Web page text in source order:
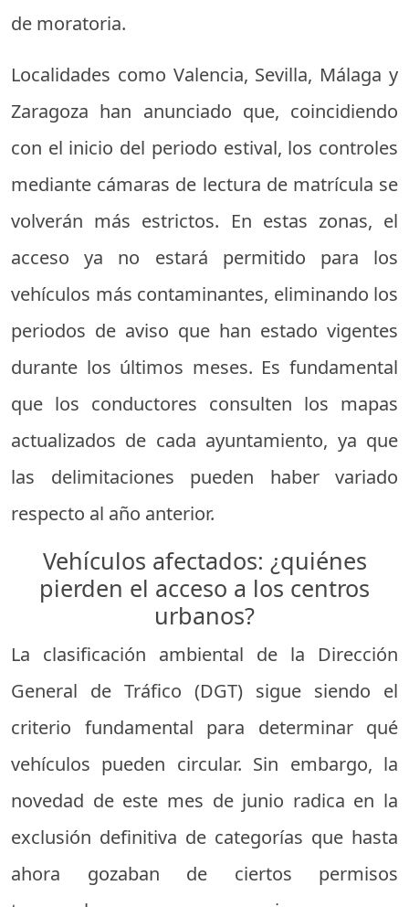
de moratoria.
Localidades como Valencia, Sevilla, Málaga y
Zaragoza han anunciado que, coincidiendo
con el inicio del periodo estival, los controles
mediante cámaras de lectura de matrícula se
volverán más estrictos. En estas zonas, el
acceso ya no estará permitido para los
vehículos más contaminantes, eliminando los
periodos de aviso que han estado vigentes
durante los últimos meses. Es fundamental
que los conductores consulten los mapas
actualizados de cada ayuntamiento, ya que
las delimitaciones pueden haber variado
respecto al año anterior.
Vehículos afectados: ¿quiénes
pierden el acceso a los centros
urbanos?
La clasificación ambiental de la Dirección
General de Tráfico (DGT) sigue siendo el
criterio fundamental para determinar qué
vehículos pueden circular. Sin embargo, la
novedad de este mes de junio radica en la
exclusión definitiva de categorías que hasta
ahora gozaban de ciertos permisos